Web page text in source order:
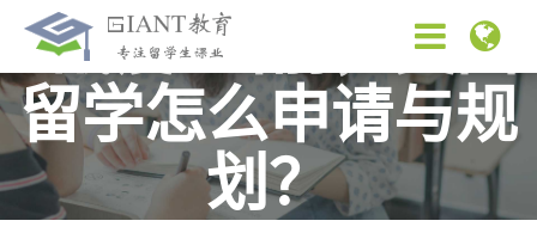
“战疫”当前，英国
留学怎么申请与规
划？